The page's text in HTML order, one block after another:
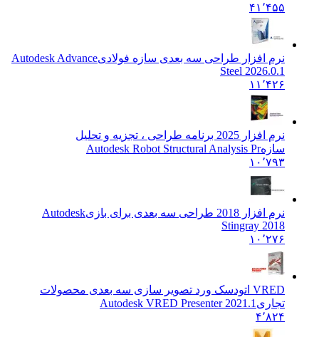
۴۱٬۴۵۵
نرم افزار طراحی سه بعدی سازه فولادی Autodesk Advance
Steel 2026.0.1
۱۱٬۴۲۶
نرم افزار 2025 برنامه طراحی ، تجزیه و تحلیل
Autodesk Robot Structural Analysis Pr
۱۰٬۷۹۳
نرم افزار 2018 طراحی سه بعدی برای بازی
Autodesk
Stingray 2018
۱۰٬۲۷۶
VRED اتودسک ورد تصویر سازی سه بعدی محصولات
Autodesk VRED Presenter 2021.1